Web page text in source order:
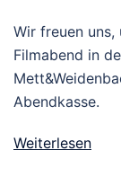
Wir freuen uns,
Filmabend in
Abendkasse.
Weiterlesen